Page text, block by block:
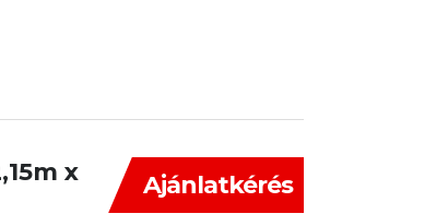
Ajánlatkérés
x